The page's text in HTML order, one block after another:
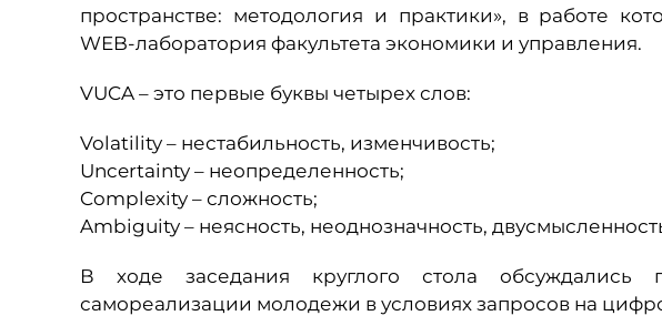
пространстве: методология и практики», в работе
WEB-лаборатория факультета экономики и управления.
VUCA – это первые буквы четырех слов:
Volatility – нестабильность, изменчивость;
Uncertainty – неопределенность;
Complexity – сложность;
Ambiguity – неясность, неоднозначность,
В ходе заседания круглого стола обсуждались
самореализации молодежи в условиях запросов на